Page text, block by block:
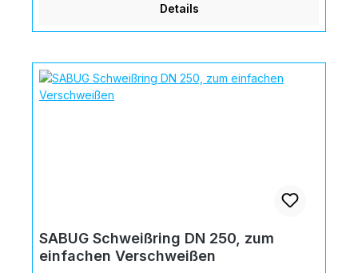
Details
SABUG Schweißring DN 250, zum
einfachen Verschweißen